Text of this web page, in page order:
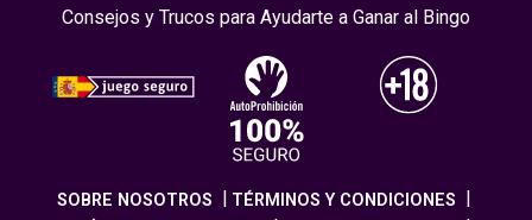
Consejos y Trucos para Ayudarte a Ganar al Bingo
SOBRE NOSOTROS
TÉRMINOS Y CONDICIONES